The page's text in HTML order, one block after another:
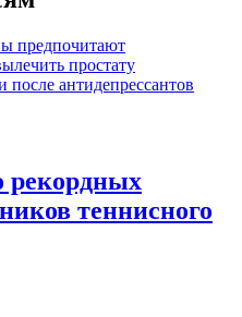
предпочитают
простату
после антидепрессантов
рекордных
теннисного